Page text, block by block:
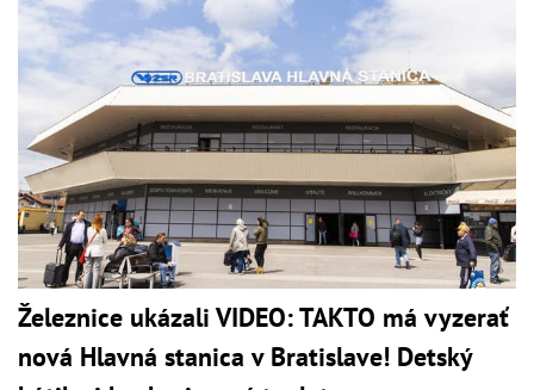
Železnice ukázali VIDEO: TAKTO má vyzerať
nová Hlavná stanica v Bratislave! Detský